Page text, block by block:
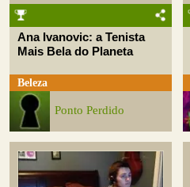
Ana Ivanovic: a Tenista
Mais Bela do Planeta
Beleza
Ponto Perdido